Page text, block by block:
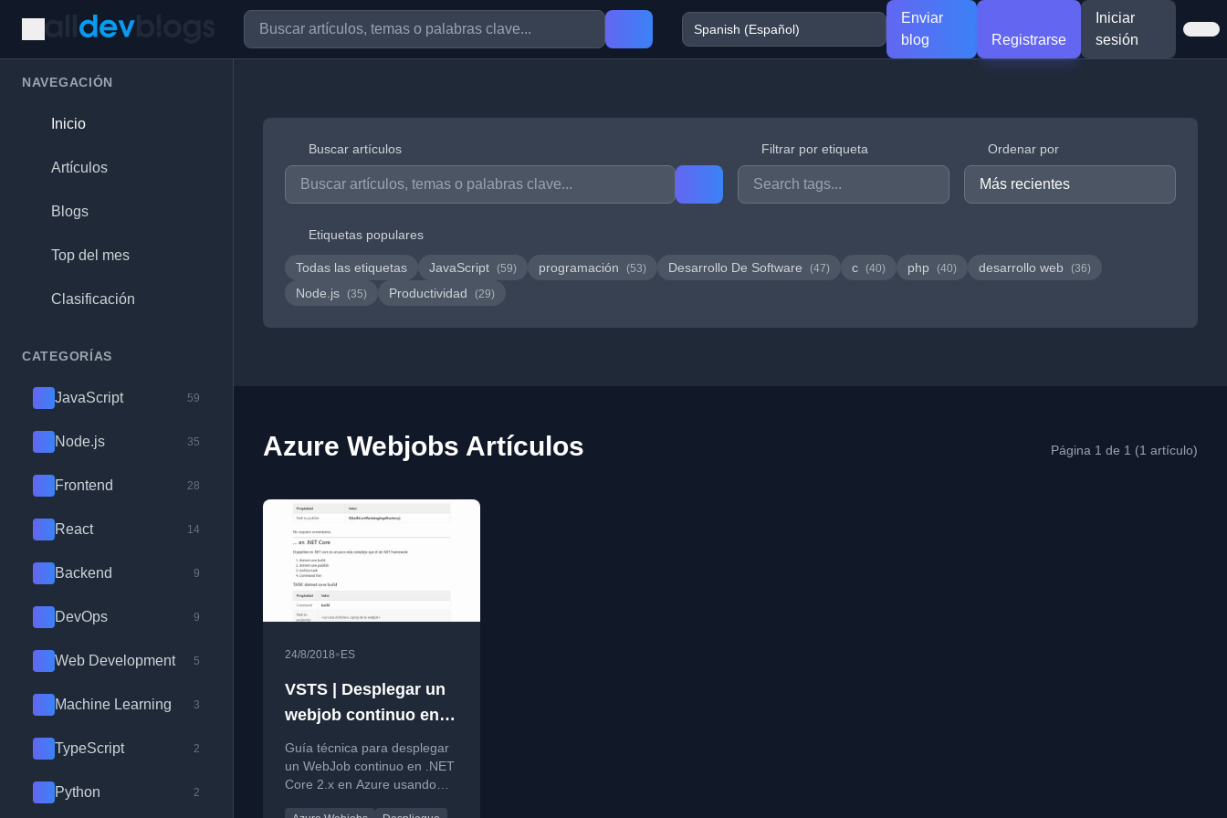
Enviar
blog
Registrarse
Iniciar
sesión
NAVEGACIÓN
Inicio
Artículos
Blogs
Top del mes
Clasificación
CATEGORÍAS
JavaScript 59
Node.js 35
Frontend 28
React 14
Backend 9
DevOps 9
Web Development 5
Machine Learning 3
TypeScript 2
Python 2
Buscar artículos Filtrar por etiqueta Ordenar por
Etiquetas populares
Todas las etiquetas JavaScript (59) programación (53) Desarrollo De Software (47) c (40) php (40) desarrollo web (36)
Node.js (35) Productividad (29)
Azure Webjobs Artículos Página 1 de 1 (1 artículo)
24/8/2018• ES
VSTS | Desplegar un
webjob continuo en
.NET Core 2.x a Azure
Guía técnica para desplegar
un WebJob continuo en .NET
Core 2.x en Azure usando